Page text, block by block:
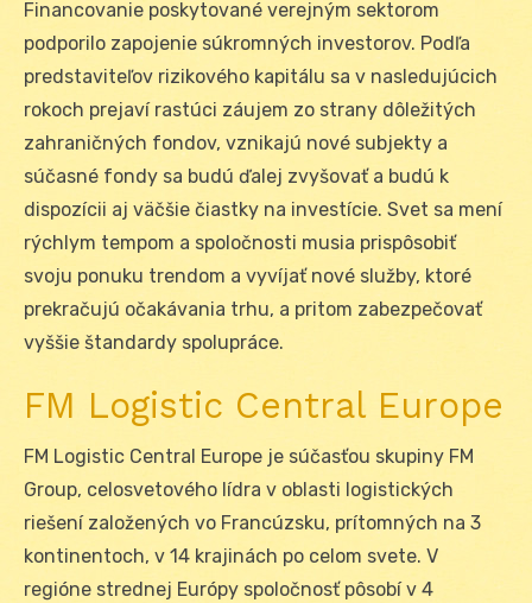
Financovanie poskytované verejným sektorom
podporilo zapojenie súkromných investorov. Podľa
predstaviteľov rizikového kapitálu sa v nasledujúcich
rokoch prejaví rastúci záujem zo strany dôležitých
zahraničných fondov, vznikajú nové subjekty a
súčasné fondy sa budú ďalej zvyšovať a budú k
dispozícii aj väčšie čiastky na investície. Svet sa mení
rýchlym tempom a spoločnosti musia prispôsobiť
svoju ponuku trendom a vyvíjať nové služby, ktoré
prekračujú očakávania trhu, a pritom zabezpečovať
vyššie štandardy spolupráce.
FM Logistic Central Europe
FM Logistic Central Europe je súčasťou skupiny FM
Group, celosvetového lídra v oblasti logistických
riešení založených vo Francúzsku, prítomných na 3
kontinentoch, v 14 krajinách po celom svete. V
regióne strednej Európy spoločnosť pôsobí v 4